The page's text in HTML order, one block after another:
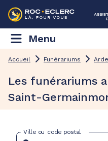
Menu
Accueil Funérariums
Les funérariums
Saint-
Ville ou code postal